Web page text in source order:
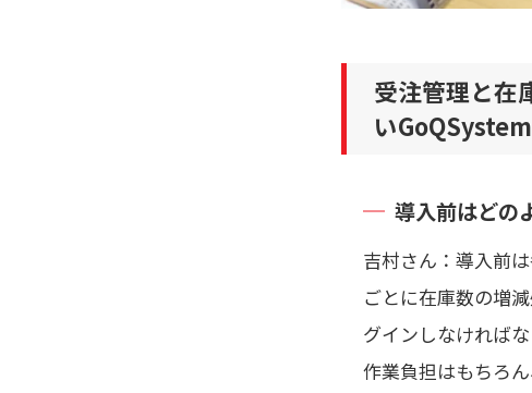
受注管理と在
い
導入前はどの
吉村さん：導入前
ごとに在庫数の増
グインしなければ
作業負担はもちろ